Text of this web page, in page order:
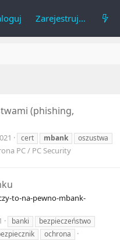
Zarejestruj się
(phishing,
cert mbank oszustwa
PC / PC Security
to-na-pewno-mbank-
banki
bezpieczeństwo
ochrona